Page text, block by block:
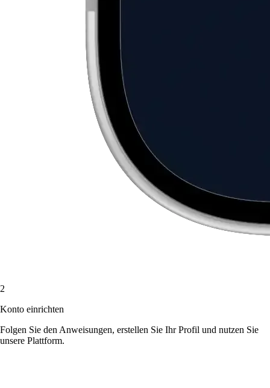
2
Konto einrichten
Folgen Sie den Anweisungen, erstellen Sie Ihr Profil und nutzen Sie
unsere Plattform.